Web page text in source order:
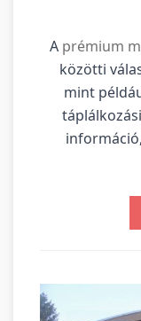
A prémium
közötti
mint